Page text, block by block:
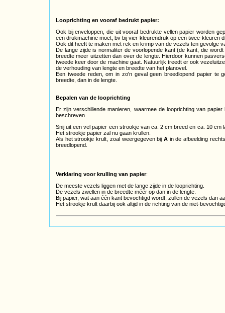
Looprichting en vooraf bedrukt papier:
Ook bij enveloppen, die uit vooraf bedrukte vellen papier worden
een drukmachine moet, bv bij vier-kleurendruk op een twee-kleuren
Ook dit heeft te maken met rek en krimp van de vezels ten gevolge
De lange zijde is normaliter de voorlopende kant (de kant, die
breedte meer uitzetten dan over de lengte. Hierdoor kunnen
tweede keer door de machine gaat. Natuurlijk treedt er ook
de verhouding van lengte en breedte van het planovel.
Een tweede reden, om in zo'n geval geen breedlopend papier te
breedte, dan in de lengte.
Bepalen van de looprichting
Er zijn verschillende manieren, waarmee de looprichting van
beschreven.
Snij uit een vel papier een strookje van ca. 2 cm breed en ca. 10
Het strookje papier zal nu gaan krullen.
Als het strookje krult, zoal weergegeven bij A in de afbeelding
breedlopend.
Verklaring voor krulling van papier:
De meeste vezels liggen met de lange zijde in de looprichting.
De vezels zwellen in de breedte méér op dan in de lengte.
Bij papier, wat aan één kant bevochtigd wordt, zullen de vezels dan
Het strookje krult daarbij ook altijd in de richting van de niet-